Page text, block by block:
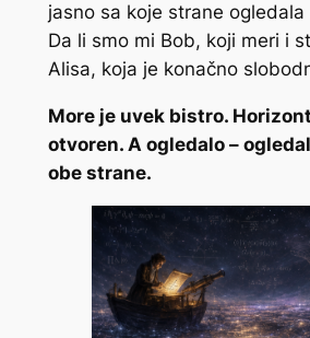
jasno sa koje strane ogledala
Da li smo mi Bob, koji meri i
Alisa, koja je konačno
More je uvek bistro.
otvoren. A ogledalo –
obe strane.